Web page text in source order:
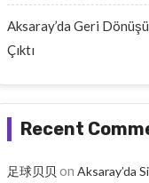
Aksaray’da Geri
Çıktı
Recent
足球贝贝 on Aksaray’da